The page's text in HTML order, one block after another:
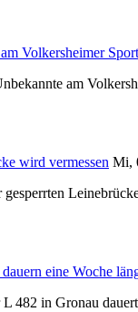
Volkersheimer
am
wird vermessen Mi,
eine Woche
482 in Gronau